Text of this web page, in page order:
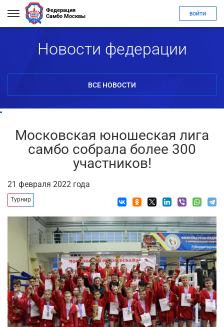
Федерация
Самбо Москвы
ВОЙТИ
Новости федерации
ВСЕ НОВОСТИ
Московская юношеская лига
самбо собрала более 300
участников!
21 февраля 2022 года
Турнир